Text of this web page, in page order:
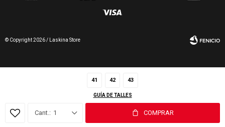
41 42 43
GUÍA DE TALLES
1 COMPRAR
© Copyright 2026 / Laskina Store